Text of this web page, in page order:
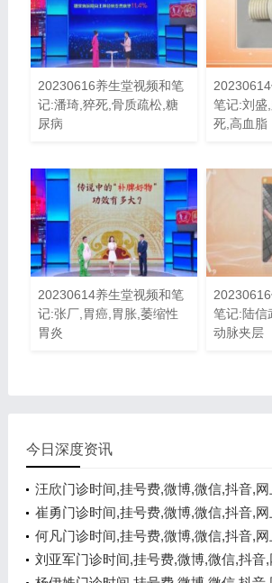
20230616养生堂视频和笔
记:潘琦,猝死,骨质疏松,糖
尿病
笔记:刘盛
死,高血脂
20230614养生堂视频和笔
记:张厂,胃癌,胃胀,萎缩性
胃炎
笔记:陆信
动脉夹层
今日深度资讯
汪欣门诊时间,挂号费,微博,微信,抖音,
电话,在线咨询
崔勇门诊时间,挂号费,微博,微信,抖音,
电话,在线咨询
何凡门诊时间,挂号费,微博,微信,抖音,
电话,在线咨询
刘亚军门诊时间,挂号费,微博,微信,抖音